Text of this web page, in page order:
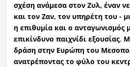
σχέση ανάμεσα στον Ζυλ, έναν
και τον Ζαν, τον υπηρέτη του -
η επιθυμία και ο ανταγωνισμός
επικίνδυνο παιχνίδι εξουσίας.
δράση στην Ευρώπη του
ανατρέποντας το φύλο του